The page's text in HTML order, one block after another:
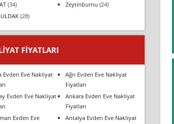
(34) Zeytinburnu (24)
(28)
FIYATLARI
Evden Eve Nakliyat
Ağrı Evden Eve Nakliyat
Fiyatları
Evden Eve Nakliyat
Ankara Evden Eve Nakliyat
Fiyatları
Evden Eve
Antalya Evden Eve Nakliyat